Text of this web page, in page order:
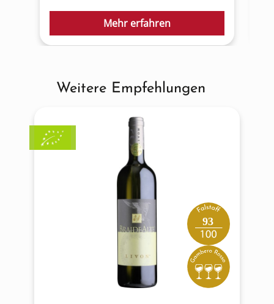
Mehr erfahren
Produktgalerie überspringen
Weitere Empfehlungen
93